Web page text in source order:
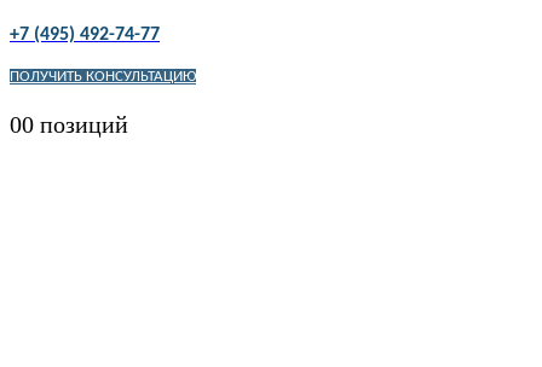
+7 (495) 492-74-77
ПОЛУЧИТЬ КОНСУЛЬТАЦИЮ
00 позиций